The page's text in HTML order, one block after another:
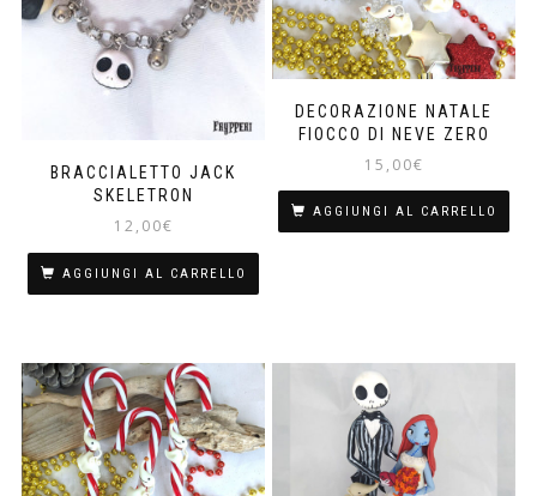
BRACCIALETTO JACK
SKELETRON
12,00€
AGGIUNGI AL CARRELLO
DECORAZIONE NATALE
FIOCCO DI NEVE ZERO
15,00€
AGGIUNGI AL CARRELLO